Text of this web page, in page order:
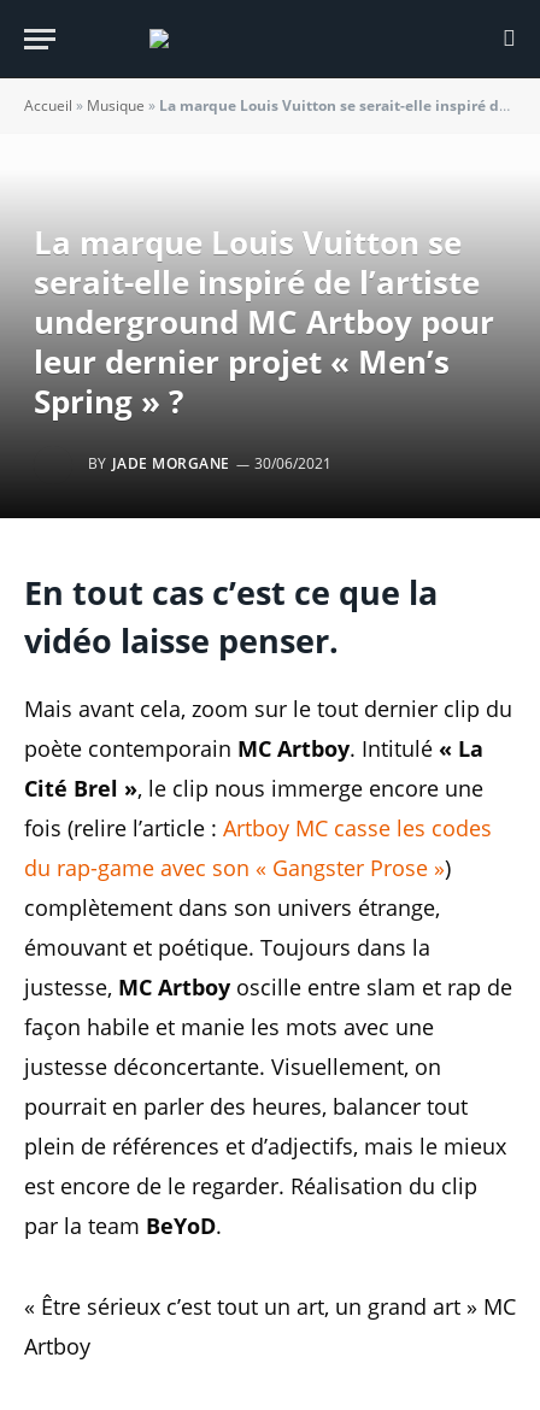
Accueil » Musique » La marque Louis Vuitton se serait-elle inspiré de l’artiste underground MC Artboy pour leur dernier projet « Men’s Spring » ?
La marque Louis Vuitton se
serait-elle inspiré de l’artiste
underground MC Artboy pour
leur dernier projet « Men’s
Spring » ?
BY JADE MORGANE 30/06/2021
En tout cas c’est ce que la
vidéo laisse penser.
Mais avant cela, zoom sur le tout dernier clip du
poète contemporain MC Artboy. Intitulé « La
Cité Brel », le clip nous immerge encore une
fois (relire l’article : Artboy MC casse les codes
du rap-game avec son « Gangster Prose »)
complètement dans son univers étrange,
émouvant et poétique. Toujours dans la
justesse, MC Artboy oscille entre slam et rap de
façon habile et manie les mots avec une
justesse déconcertante. Visuellement, on
pourrait en parler des heures, balancer tout
plein de références et d’adjectifs, mais le mieux
est encore de le regarder. Réalisation du clip
par la team BeYoD.
« Être sérieux c’est tout un art, un grand art » MC
Artboy